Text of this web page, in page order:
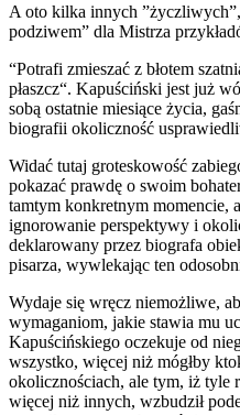
A oto kilka innych
podziwem” dla Mistrza
“Potrafi zmieszać z błotem
płaszcz“. Kapuściński jest już
sobą ostatnie miesiące życia,
biografii okoliczność
Widać tutaj groteskowość
pokazać prawdę o swoim
tamtym konkretnym momencie,
ignorowanie perspektywy i
deklarowany przez biografa
pisarza, wywlekając ten
Wydaje się wręcz niemożliwe,
wymaganiom, jakie stawia mu
Kapuścińskiego oczekuje od
wszystko, więcej niż mógłby
okolicznościach, ale tym, iż tyle
więcej niż innych, wzbudził